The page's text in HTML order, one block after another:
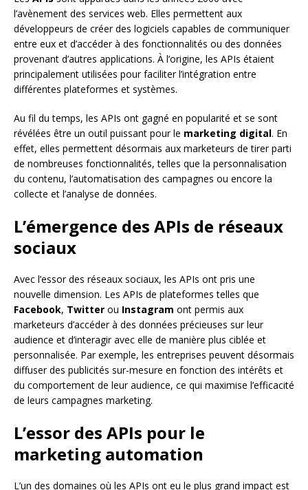
l’avènement des services web. Elles permettent aux
développeurs de créer des logiciels capables de communiquer
entre eux et d’accéder à des fonctionnalités ou des données
provenant d’autres applications. À l’origine, les APIs étaient
principalement utilisées pour faciliter l’intégration entre
différentes plateformes et systèmes.
Au fil du temps, les APIs ont gagné en popularité et se sont
révélées être un outil puissant pour le marketing digital. En
effet, elles permettent désormais aux marketeurs de tirer parti
de nombreuses fonctionnalités, telles que la personnalisation
du contenu, l’automatisation des campagnes ou encore la
collecte et l’analyse de données.
L’émergence des APIs de réseaux
sociaux
Avec l’essor des réseaux sociaux, les APIs ont pris une
nouvelle dimension. Les APIs de plateformes telles que
Facebook, Twitter ou Instagram ont permis aux
marketeurs d’accéder à des données précieuses sur leur
audience et d’interagir avec elle de manière plus ciblée et
personnalisée. Par exemple, les entreprises peuvent désormais
diffuser des publicités sur-mesure en fonction des intérêts et
du comportement de leur audience, ce qui maximise l’efficacité
de leurs campagnes marketing.
L’essor des APIs pour le
marketing automation
L’un des domaines où les APIs ont eu le plus grand impact est